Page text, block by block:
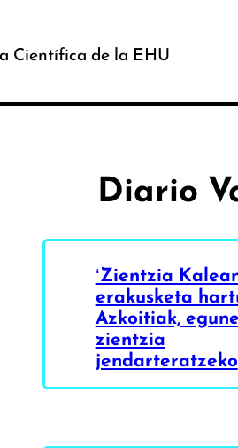
Científica de la EHU
Diario
‘Zientzia
erakusketa
Azkoitiak,
zientzia
jendarteratzeko